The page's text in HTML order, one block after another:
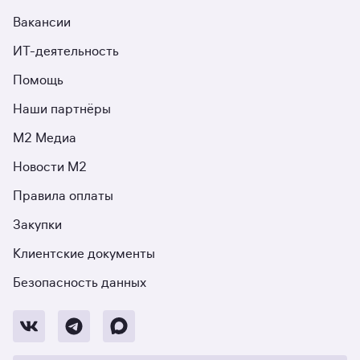
Вакансии
ИТ-деятельность
Помощь
Наши партнёры
М2 Медиа
Новости М2
Правила оплаты
Закупки
Клиентские документы
Безопасность данных